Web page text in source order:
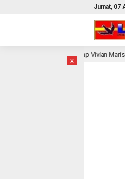
Jumat, 07
x
Vivian Mariska Berujung Sorotan